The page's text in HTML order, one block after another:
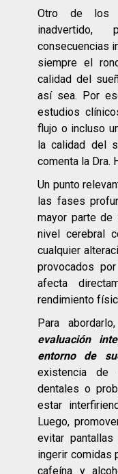
Otro de los
consecuencias
siempre el
calidad del
así sea. Por
estudios
flujo o incluso
la calidad del
comenta la Dra.
Un punto
las fases
mayor parte de
nivel cerebral
cualquier
provocados
afecta
rendimiento
Para
evaluación
entorno de
existencia de
dentales o
estar
Luego,
evitar
ingerir comidas
cafeína y